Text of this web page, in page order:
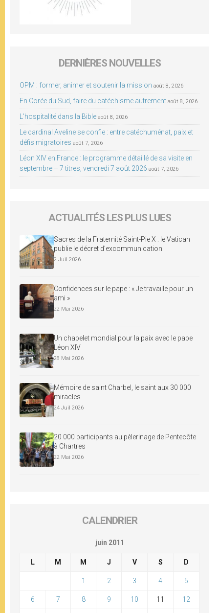
DERNIÈRES NOUVELLES
OPM : former, animer et soutenir la mission août 8, 2026
En Corée du Sud, faire du catéchisme autrement août 8, 2026
L’hospitalité dans la Bible août 8, 2026
Le cardinal Aveline se confie : entre catéchuménat, paix et
défis migratoires août 7, 2026
Léon XIV en France : le programme détaillé de sa visite en
septembre – 7 titres, vendredi 7 août 2026 août 7, 2026
ACTUALITÉS LES PLUS LUES
Sacres de la Fraternité Saint-Pie X : le Vatican
publie le décret d’excommunication
2 Juil 2026
Confidences sur le pape : « Je travaille pour un
ami »
22 Mai 2026
Un chapelet mondial pour la paix avec le pape
Léon XIV
28 Mai 2026
Mémoire de saint Charbel, le saint aux 30 000
miracles
24 Juil 2026
20 000 participants au pèlerinage de Pentecôte
à Chartres
22 Mai 2026
CALENDRIER
juin 2011
L M M J V S D
1 2 3 4 5
6 7 8 9 10 11 12